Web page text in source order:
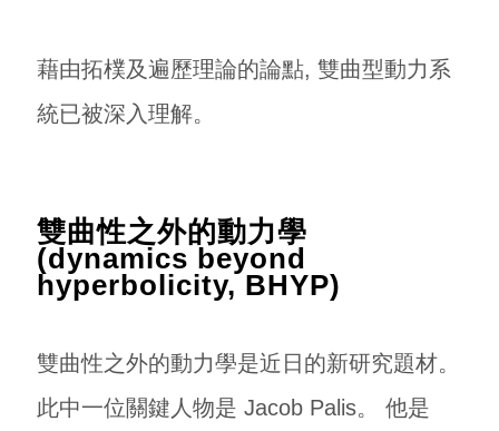
藉由拓樸及遍歷理論的論點, 雙曲型動力系
統已被深入理解。
雙曲性之外的動力學
(dynamics beyond
hyperbolicity, BHYP)
雙曲性之外的動力學是近日的新研究題材。
此中一位關鍵人物是 Jacob Palis。 他是